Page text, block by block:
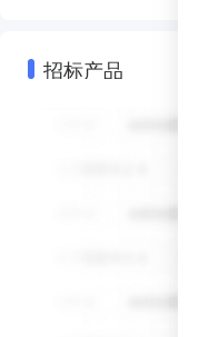
招标产品